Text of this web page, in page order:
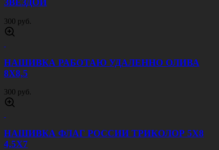
ЗВЕЗДОЙ
300 руб.
НАШИВКА РАБОТАЮ УДАЛЕННО ОЛИВА
8Х8,5
300 руб.
НАШИВКА ФЛАГ РОССИИ ТРИКОЛОР 5Х8
4,5Х7